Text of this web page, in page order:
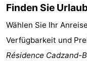
-
Veere
-
Domburg
-
Finden Sie
Wählen Sie Ihr
Verfügbarkeit und
Résidence Cadzand-